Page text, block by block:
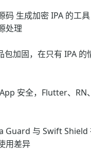
码 生成加密 IPA 的工
处理
包加固，在只有 IPA
安全，Flutter、RN
Guard 与 Swift Shield
用差异